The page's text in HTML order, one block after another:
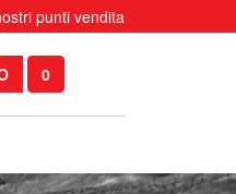
punti vendita
0